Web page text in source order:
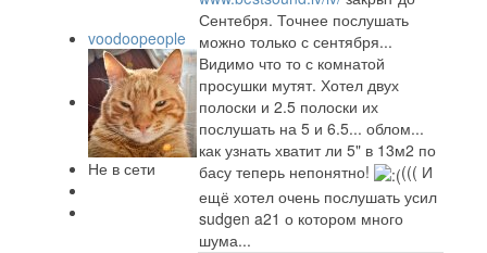
voodoopeople
Не в сети
Сентебря. Точнее послушать
можно только с сентября...
Видимо что то с комнатой
просушки мутят. Хотел двух
полоски и 2.5 полоски их
послушать на 5 и 6.5... облом...
как узнать хватит ли 5" в 13м2 по
басу теперь непонятно!
((( И
ещё хотел очень послушать усил
sudgen a21 о котором много
шума...